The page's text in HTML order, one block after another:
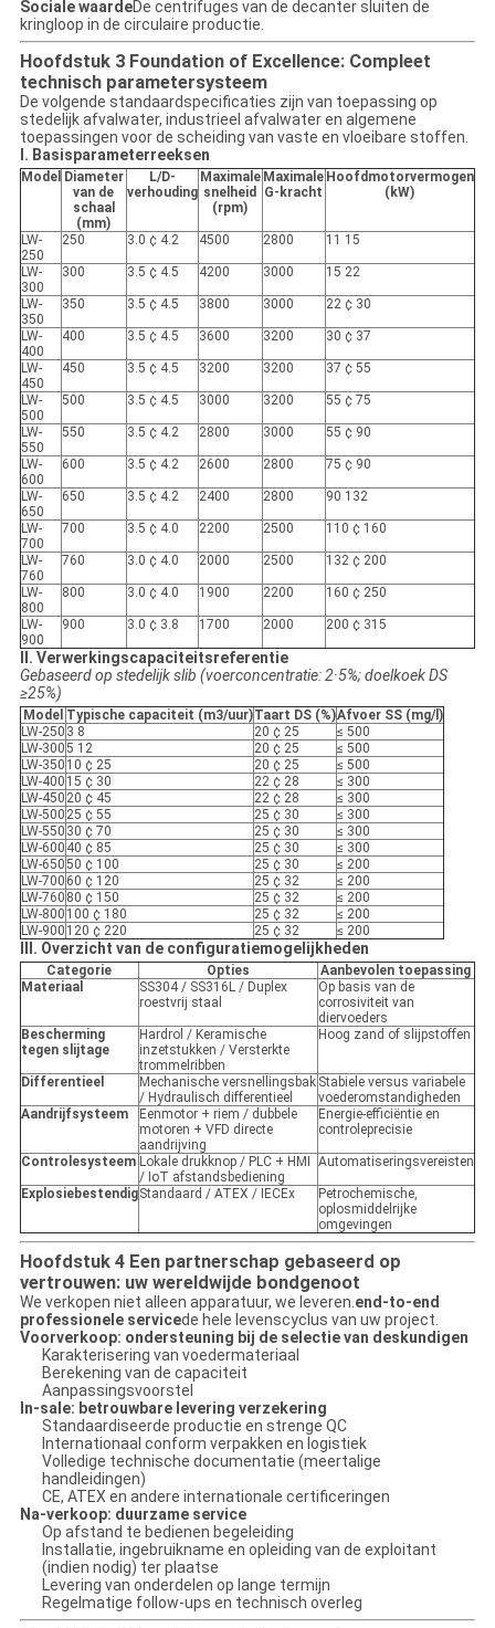
Sociale waardeDe centrifuges van de decanter sluiten de
kringloop in de circulaire productie.
Hoofdstuk 3 Foundation of Excellence: Compleet
technisch parametersysteem
De volgende standaardspecificaties zijn van toepassing op
stedelijk afvalwater, industrieel afvalwater en algemene
toepassingen voor de scheiding van vaste en vloeibare stoffen.
I. Basisparameterreeksen
Model Diameter
van de
schaal
(mm)
L/D-
verhouding
Maximale
snelheid
(rpm)
Maximale
G-kracht
Hoofdmotorvermogen
(kW)
LW-
250
250 3.0 ¢ 4.2 4500 2800 11 15
LW-
300
300 3.5 ¢ 4.5 4200 3000 15 22
LW-
350
350 3.5 ¢ 4.5 3800 3000 22 ¢ 30
LW-
400
400 3.5 ¢ 4.5 3600 3200 30 ¢ 37
LW-
450
450 3.5 ¢ 4.5 3200 3200 37 ¢ 55
LW-
500
500 3.5 ¢ 4.5 3000 3200 55 ¢ 75
LW-
550
550 3.5 ¢ 4.2 2800 3000 55 ¢ 90
LW-
600
600 3.5 ¢ 4.2 2600 2800 75 ¢ 90
LW-
650
650 3.5 ¢ 4.2 2400 2800 90 132
LW-
700
700 3.5 ¢ 4.0 2200 2500 110 ¢ 160
LW-
760
760 3.0 ¢ 4.0 2000 2500 132 ¢ 200
LW-
800
800 3.0 ¢ 4.0 1900 2200 160 ¢ 250
LW-
900
900 3.0 ¢ 3.8 1700 2000 200 ¢ 315
II. Verwerkingscapaciteitsreferentie
Gebaseerd op stedelijk slib (voerconcentratie: 2·5%; doelkoek DS
≥25%)
Model Typische capaciteit (m3/uur)Taart DS (%)Afvoer SS (mg/l)
LW-250 3 8 20 ¢ 25
≤ 500
LW-3005 12 20 ¢ 25
≤ 500
LW-350 10 ¢ 25 20 ¢ 25
≤ 500
LW-400 15 ¢ 30 22 ¢ 28
≤ 300
LW-450 20 ¢ 45 22 ¢ 28
≤ 300
LW-500 25 ¢ 55 25 ¢ 30
≤ 300
LW-550 30 ¢ 70 25 ¢ 30
≤ 300
LW-600 40 ¢ 85 25 ¢ 30
≤ 300
LW-65050 ¢ 100 25 ¢ 30
≤ 200
LW-700 60 ¢ 120 25 ¢ 32
≤ 200
LW-760 80 ¢ 150 25 ¢ 32
≤ 200
LW-800 100 ¢ 180 25 ¢ 32
≤ 200
LW-900 120 ¢ 220 25 ¢ 32 ≤ 200
III. Overzicht van de configuratiemogelijkheden
Categorie Opties
Aanbevolen toepassing
Materiaal
SS304 / SS316L / Duplex
roestvrij staal
Op basis van de
corrosiviteit van
diervoeders
Bescherming
tegen slijtage
Hardrol / Keramische
inzetstukken / Versterkte
trommelribben
Hoog zand of slijpstoffen
Differentieel
Mechanische versnellingsbak
/ Hydraulisch differentieel
Stabiele versus variabele
voederomstandigheden
Aandrijfsysteem
Eenmotor + riem / dubbele
motoren + VFD directe
aandrijving
Energie-efficiëntie en
controleprecisie
Controlesysteem Lokale drukknop / PLC + HMI
/ IoT afstandsbediening
Automatiseringsvereisten
ExplosiebestendigStandaard / ATEX / IECEx
Petrochemische,
oplosmiddelrijke
omgevingen
Hoofdstuk 4 Een partnerschap gebaseerd op
vertrouwen: uw wereldwijde bondgenoot
We verkopen niet alleen apparatuur, we leveren.end-to-end
professionele servicede hele levenscyclus van uw project.
Voorverkoop: ondersteuning bij de selectie van deskundigen
Karakterisering van voedermateriaal
Berekening van de capaciteit
Aanpassingsvoorstel
In-sale: betrouwbare levering verzekering
Standaardiseerde productie en strenge QC
Internationaal conform verpakken en logistiek
Volledige technische documentatie (meertalige
handleidingen)
CE, ATEX en andere internationale certificeringen
Na-verkoop: duurzame service
Op afstand te bedienen begeleiding
Installatie, ingebruikname en opleiding van de exploitant
(indien nodig) ter plaatse
Levering van onderdelen op lange termijn
Regelmatige follow-ups en technisch overleg